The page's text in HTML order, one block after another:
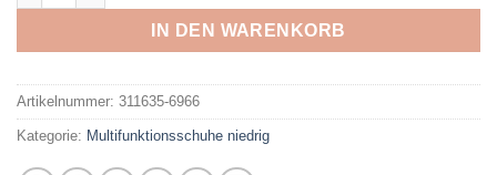
IN DEN WARENKORB
Artikelnummer: 311635-6966
Kategorie: Multifunktionsschuhe niedrig